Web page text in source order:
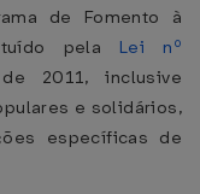
de Fomento à
pela Lei nº
2011, inclusive
e solidários,
específicas de